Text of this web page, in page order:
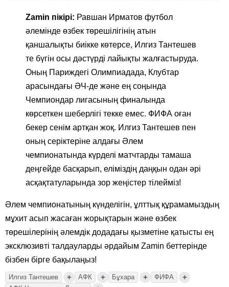
Zamin пікірі: Равшан Ирматов футбол
әлемінде өзбек төрешілігінің атын
қаншалықты биікке көтерсе, Илгиз Тантешев
те бүгін осы дәстүрді лайықты жалғастыруда.
Оның Париждегі Олимпиадада, Клубтар
арасындағы ӘЧ-де және ең соңында
Чемпиондар лигасының финалында
көрсеткен шеберлігі текке емес. ФИФА оған
бекер сенім артқан жоқ. Илгиз Тантешев пен
оның серіктеріне алдағы Әлем
чемпионатында күрделі матчтарды тамаша
деңгейде басқарып, еліміздің даңқын одан әрі
асқақтатуларында зор жеңістер тілейміз!
Әлем чемпионатының күнделігін, ұлттық құрамамыздың
мұхит асып жасаған жорықтарын және өзбек
төрешілерінің әлемдік додадағы қызметіне қатысты ең
эксклюзивті талдауларды әрдайым Zamin беттерінде
бізбен бірге бақылаңыз!
Илгиз Тантешев + АФК + Бұхара + ФИФА +